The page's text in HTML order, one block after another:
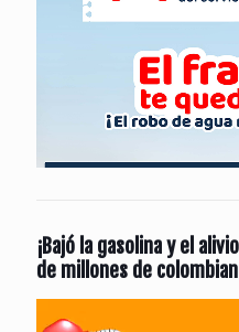
¡Bajó la gasolina y el
de millones de